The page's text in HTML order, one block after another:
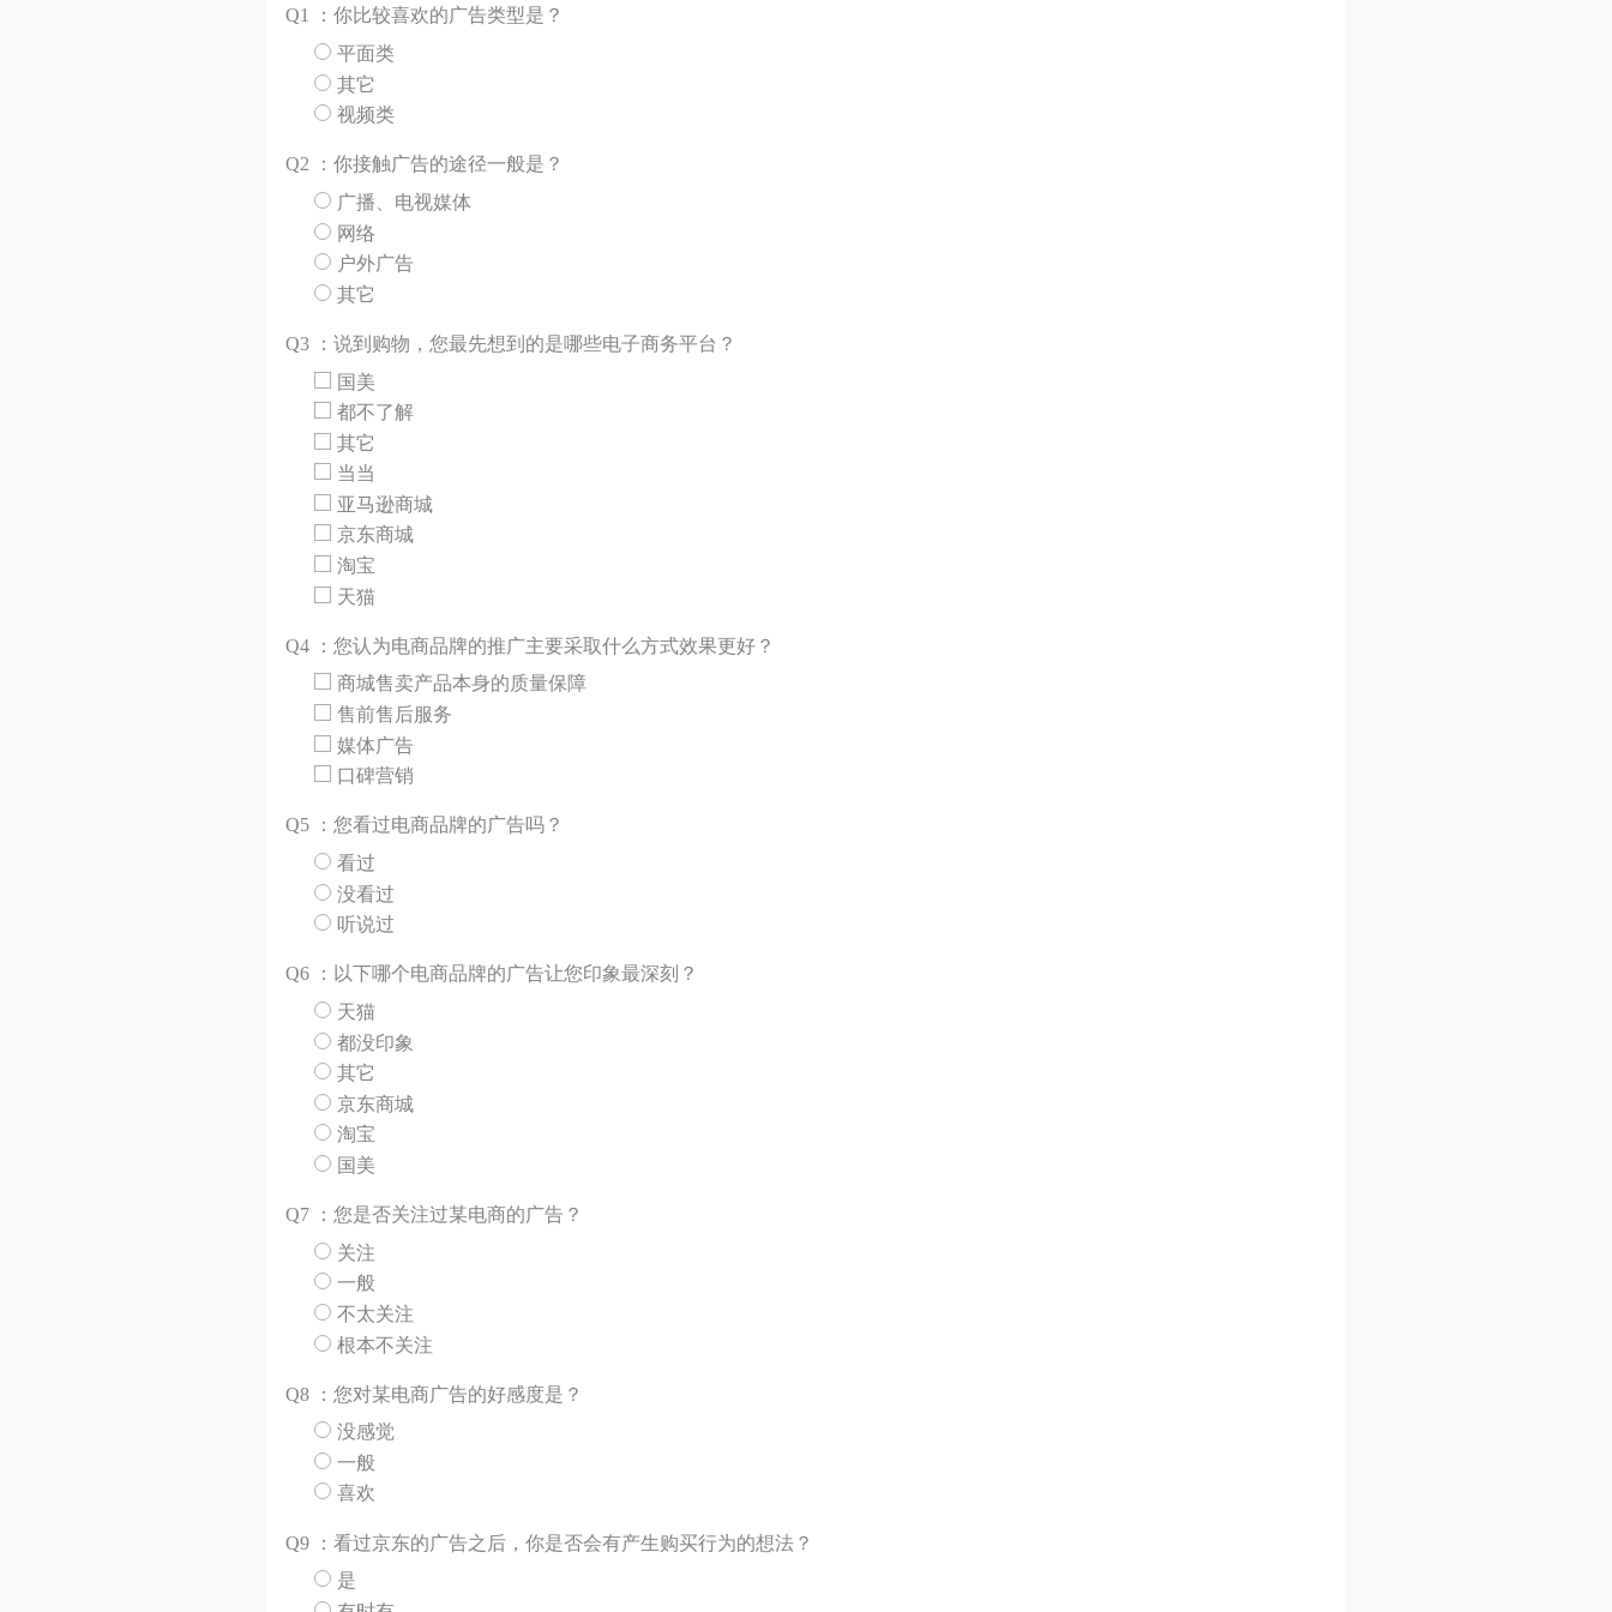
Q1 ：你比较喜欢的广告类型是？
平面类
其它
视频类
Q2 ：你接触广告的途径一般是？
广播、电视媒体
网络
户外广告
其它
Q3 ：说到购物，您最先想到的是哪些电子商务平台？
国美
都不了解
其它
当当
亚马逊商城
京东商城
淘宝
天猫
Q4 ：您认为电商品牌的推广主要采取什么方式效果更好？
商城售卖产品本身的质量保障
售前售后服务
媒体广告
口碑营销
Q5 ：您看过电商品牌的广告吗？
看过
没看过
听说过
Q6 ：以下哪个电商品牌的广告让您印象最深刻？
天猫
都没印象
其它
京东商城
淘宝
国美
Q7 ：您是否关注过某电商的广告？
关注
一般
不太关注
根本不关注
Q8 ：您对某电商广告的好感度是？
没感觉
一般
喜欢
Q9 ：看过京东的广告之后，你是否会有产生购买行为的想法？
是